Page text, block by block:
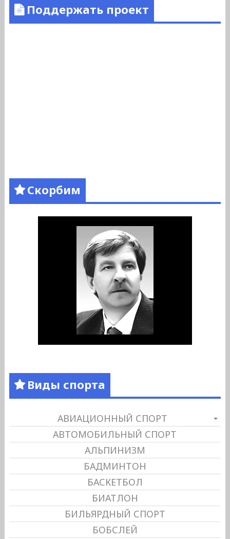
Поддержать проект
Скорбим
Виды спорта
АВИАЦИОННЫЙ СПОРТ
АВТОМОБИЛЬНЫЙ СПОРТ
АЛЬПИНИЗМ
БАДМИНТОН
БАСКЕТБОЛ
БИАТЛОН
БИЛЬЯРДНЫЙ СПОРТ
БОБСЛЕЙ